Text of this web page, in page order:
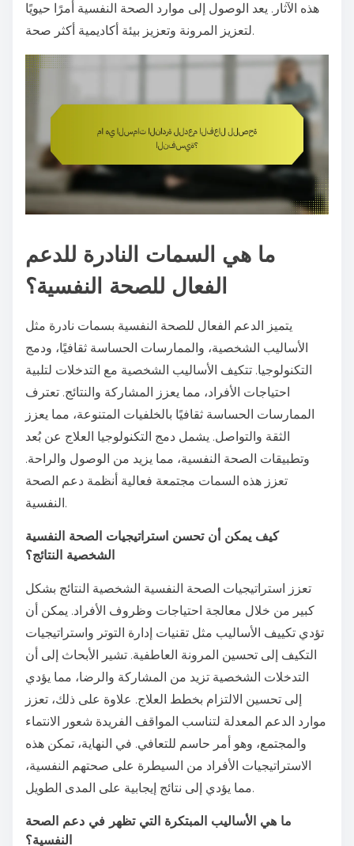
هذه الآثار. يعد الوصول إلى موارد الصحة النفسية أمرًا حيويًا
لتعزيز المرونة وتعزيز بيئة أكاديمية أكثر صحة.
ما هي السمات النادرة للدعم
الفعال للصحة النفسية؟
يتميز الدعم الفعال للصحة النفسية بسمات نادرة مثل
الأساليب الشخصية، والممارسات الحساسة ثقافيًا، ودمج
التكنولوجيا. تتكيف الأساليب الشخصية مع التدخلات لتلبية
احتياجات الأفراد، مما يعزز المشاركة والنتائج. تعترف
الممارسات الحساسة ثقافيًا بالخلفيات المتنوعة، مما يعزز
الثقة والتواصل. يشمل دمج التكنولوجيا العلاج عن بُعد
وتطبيقات الصحة النفسية، مما يزيد من الوصول والراحة.
تعزز هذه السمات مجتمعة فعالية أنظمة دعم الصحة
النفسية.
كيف يمكن أن تحسن استراتيجيات الصحة النفسية
الشخصية النتائج؟
تعزز استراتيجيات الصحة النفسية الشخصية النتائج بشكل
كبير من خلال معالجة احتياجات وظروف الأفراد. يمكن أن
تؤدي تكييف الأساليب مثل تقنيات إدارة التوتر واستراتيجيات
التكيف إلى تحسين المرونة العاطفية. تشير الأبحاث إلى أن
التدخلات الشخصية تزيد من المشاركة والرضا، مما يؤدي
إلى تحسين الالتزام بخطط العلاج. علاوة على ذلك، تعزز
موارد الدعم المعدلة لتناسب المواقف الفريدة شعور الانتماء
والمجتمع، وهو أمر حاسم للتعافي. في النهاية، تمكن هذه
الاستراتيجيات الأفراد من السيطرة على صحتهم النفسية،
مما يؤدي إلى نتائج إيجابية على المدى الطويل.
ما هي الأساليب المبتكرة التي تظهر في دعم الصحة
النفسية؟